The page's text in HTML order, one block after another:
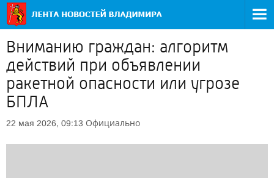
Вниманию граждан: алгоритм
действий при объявлении
ракетной опасности или угрозе
БПЛА
22 мая 2026, 09:13 Официально